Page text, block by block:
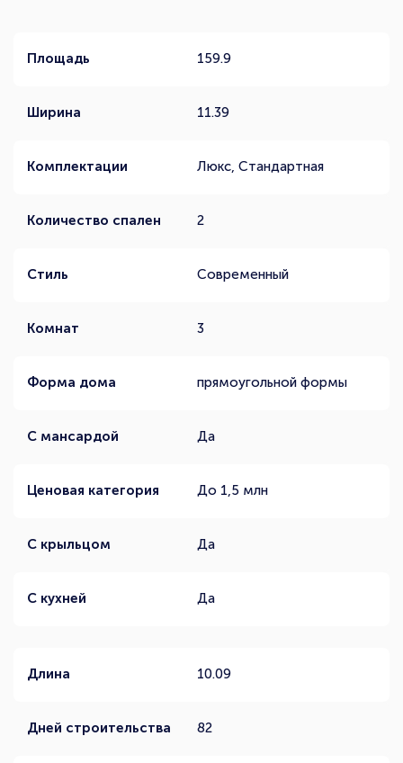
Площадь 159.9
Ширина 11.39
Комплектации Люкс, Стандартная
Количество спален 2
Стиль Современный
Комнат 3
Форма дома прямоугольной формы
С мансардой Да
Ценовая категория До 1,5 млн
С крыльцом Да
С кухней Да
Длина 10.09
Дней строительства 82